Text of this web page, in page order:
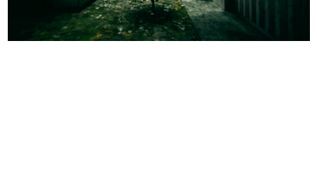
ゲーム開発者・hamatsu氏がゲームの魅力を画面や操作の
具体的な形から解き明かしていく、硬派で骨太な評論連載
です。